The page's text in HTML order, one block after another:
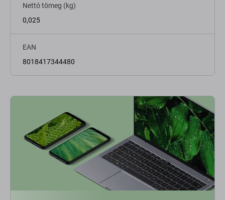
Nettó tömeg (kg)
0,025
EAN
8018417344480